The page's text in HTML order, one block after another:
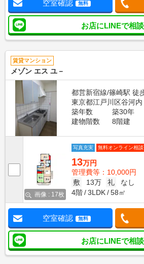
空室確認 無料
お店にLINEで相
賃貸マンション
メゾン エス ユ－
都営新宿線/篠崎駅 徒
東京都江戸川区谷河内
築年数
築30年
建物階数
8階建
画像 : 17枚
写真充実 無料オンライン相
13万円
管理費等：10,000円
敷
13万 礼
なし
4階
3LDK 58㎡
空室確認 無料
お店にLINEで相